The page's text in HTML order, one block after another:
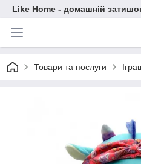
Like Home - домашній
Товари та послуги